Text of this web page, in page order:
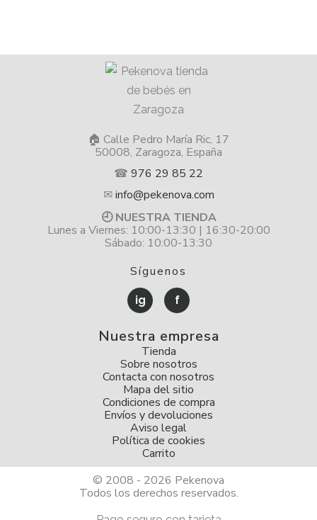
🏠 Calle Pedro María Ric, 17
50008, Zaragoza, España
☎ 976 29 85 22
✉info@pekenova.com
🕘 NUESTRA TIENDA
Lunes a Viernes: 10:00-13:30 | 16:30-20:00
Sábado: 10:00-13:30
Síguenos
ig f
Nuestra empresa
Tienda
Sobre nosotros
Contacta con nosotros
Mapa del sitio
Condiciones de compra
Envíos y devoluciones
Aviso legal
Política de cookies
Carrito
© 2008 - 2026 Pekenova
Todos los derechos reservados.